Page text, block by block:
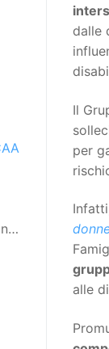
dalle
Il
per
alle